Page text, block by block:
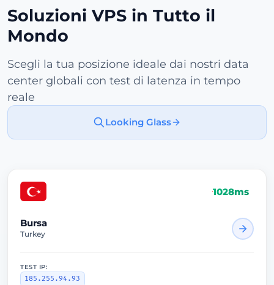
Soluzioni VPS in Tutto il
Mondo
Scegli la tua posizione ideale dai nostri data
center globali con test di latenza in tempo
reale
Looking Glass
1028ms
Bursa
Turkey
TEST IP:
185.255.94.93